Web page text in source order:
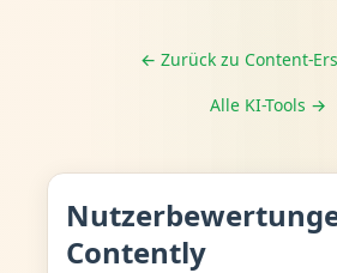
← Zurück zu Content-
Alle KI-Tools →
Contently